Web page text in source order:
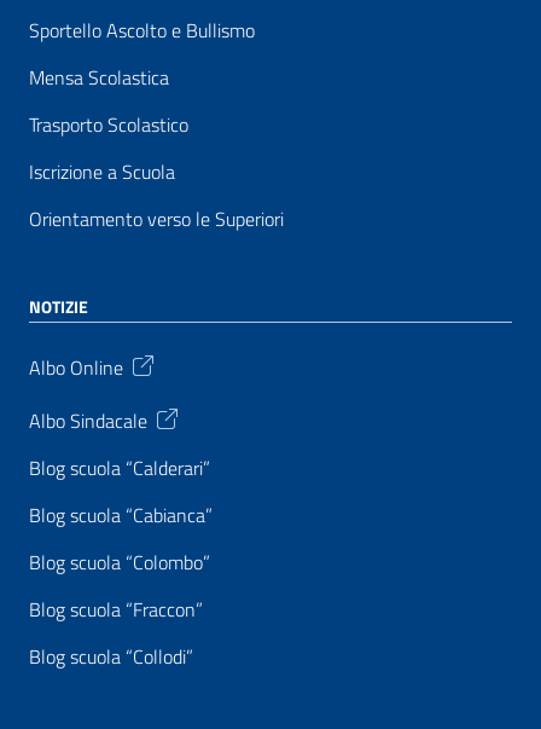
Sportello Ascolto e Bullismo
Mensa Scolastica
Trasporto Scolastico
Iscrizione a Scuola
Orientamento verso le Superiori
NOTIZIE
Albo Online
Albo Sindacale
Blog scuola “Calderari”
Blog scuola “Cabianca”
Blog scuola “Colombo”
Blog scuola “Fraccon”
Blog scuola “Collodi”